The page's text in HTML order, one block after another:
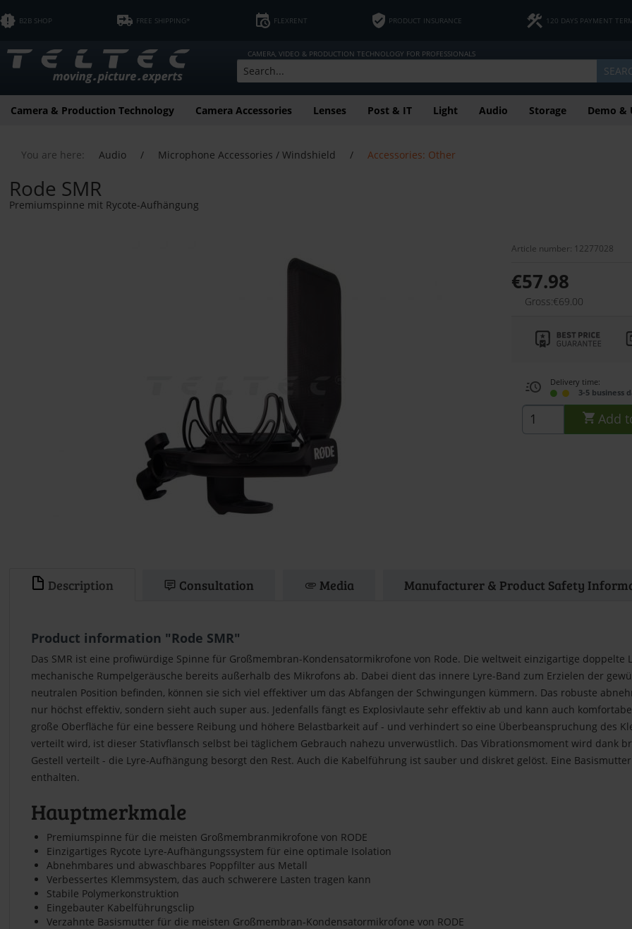
B2B SHOP FREE SHIPPING* FLEXRENT PRODUCT INSURANCE 120 DAYS PAYMENT
CAMERA, VIDEO & PRODUCTION TECHNOLOGY FOR PROFESSIONALS
Camera & Production Technology Camera Accessories Lenses Post & IT Light Audio Storage Demo &
You are here: Audio / Microphone Accessories / Windshield / Accessories: Other
Rode SMR
Premiumspinne mit Rycote-Aufhängung
Article number: 12277028
€57.98
Gross:€69.00
Delivery time:
3-5 business
Add
Description Consultation Media Manufacturer & Product Safety
Product information "Rode SMR"
Das SMR ist eine profiwürdige Spinne für Großmembran-Kondensatormikrofone von Rode. Die weltweit einzigartige doppelte
mechanische Rumpelgeräusche bereits außerhalb des Mikrofons ab. Dabei dient das innere Lyre-Band zum Erzielen der
neutralen Position befinden, können sie sich viel effektiver um das Abfangen der Schwingungen kümmern. Das robuste
nur höchst effektiv, sondern sieht auch super aus. Jedenfalls fängt es Explosivlaute sehr effektiv ab und kann auch
große Oberfläche für eine bessere Reibung und höhere Belastbarkeit auf - und verhindert so eine Überbeanspruchung des
verteilt wird, ist dieser Stativflansch selbst bei täglichem Gebrauch nahezu unverwüstlich. Das Vibrationsmoment wird dank
Gestell verteilt - die Lyre-Aufhängung besorgt den Rest. Auch die Kabelführung ist sauber und diskret gelöst. Eine
enthalten.
Hauptmerkmale
Premiumspinne für die meisten Großmembranmikrofone von RODE
Einzigartiges Rycote Lyre-Aufhängungssystem für eine optimale Isolation
Abnehmbares und abwaschbares Poppfilter aus Metall
Verbessertes Klemmsystem, das auch schwerere Lasten tragen kann
Stabile Polymerkonstruktion
Eingebauter Kabelführungsclip
Verzahnte Basismutter für die meisten Großmembran-Kondensatormikrofone von RODE